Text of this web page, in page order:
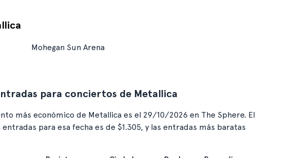
Mohegan Sun Arena
para conciertos de Metallica
más económico de Metallica es el 29/10/2026 en The Sphere. El
para esa fecha es de $1.305, y las entradas más baratas